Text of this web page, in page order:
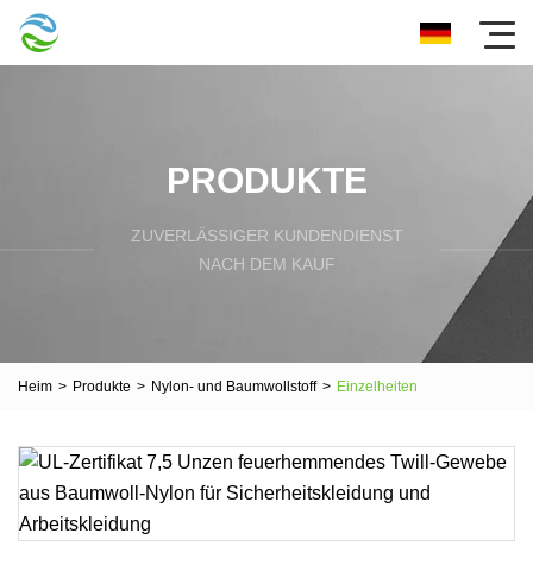
PRODUKTE
ZUVERLÄSSIGER KUNDENDIENST
NACH DEM KAUF
Heim > Produkte > Nylon- und Baumwollstoff > Einzelheiten